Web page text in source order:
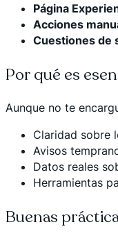
Página
Acciones
Cuestiones de
Por qué es
Aunque no te
Claridad sobre
Avisos
Datos reales
Herramientas
Buenas